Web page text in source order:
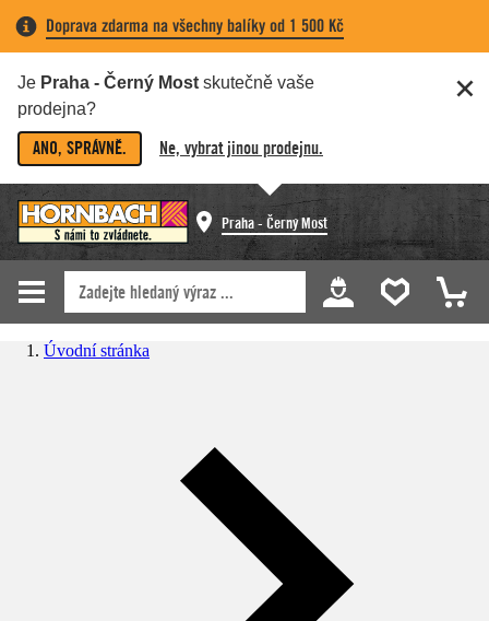
Doprava zdarma na všechny balíky od 1 500 Kč
Je Praha - Černý Most skutečně vaše
prodejna?
ANO, SPRÁVNĚ. Ne, vybrat jinou prodejnu.
Praha - Černý Most
Úvodní stránka